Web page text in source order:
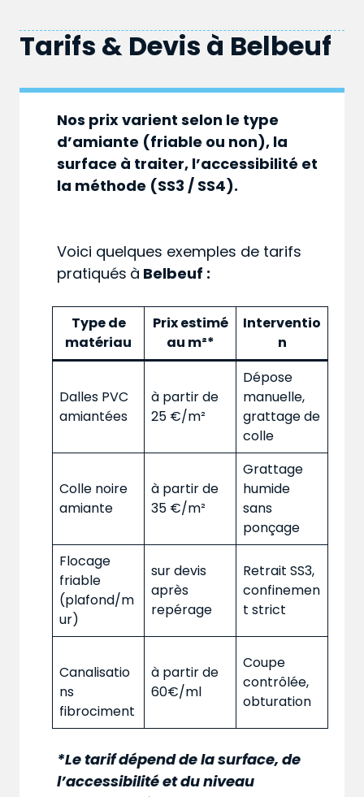
Tarifs & Devis à Belbeuf
Nos prix varient selon le type
d’amiante (friable ou non), la
surface à traiter, l’accessibilité et
la méthode (SS3 / SS4).
Voici quelques exemples de tarifs
pratiqués à Belbeuf :
Type de
matériau
Prix estimé
au m²*
Interventio
n
Dalles PVC
amiantées
à partir de
25 €/m²
Dépose
manuelle,
grattage de
colle
Colle noire
amiante
à partir de
35 €/m²
Grattage
humide
sans
ponçage
Flocage
friable
(plafond/m
ur)
sur devis
après
repérage
Retrait SS3,
confinemen
t strict
Canalisatio
ns
fibrociment
à partir de
60€/ml
Coupe
contrôlée,
obturation
*Le tarif dépend de la surface, de
l’accessibilité et du niveau